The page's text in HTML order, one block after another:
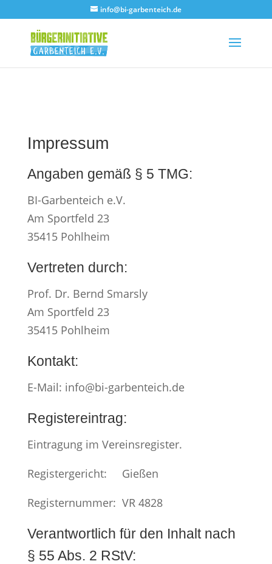
info@bi-garbenteich.de
Impressum
Angaben gemäß § 5 TMG:
BI-Garbenteich e.V.
Am Sportfeld 23
35415 Pohlheim
Vertreten durch:
Prof. Dr. Bernd Smarsly
Am Sportfeld 23
35415 Pohlheim
Kontakt:
E-Mail: info@bi-garbenteich.de
Registereintrag:
Eintragung im Vereinsregister.
Registergericht: Gießen
Registernummer: VR 4828
Verantwortlich für den Inhalt nach
§ 55 Abs. 2 RStV: